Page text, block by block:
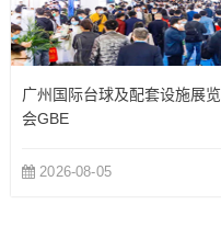
广州国际台球及配套设施展览
会GBE
2026-08-05